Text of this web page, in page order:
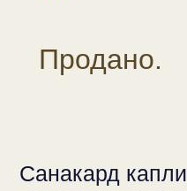
Продано.
Санакард капли